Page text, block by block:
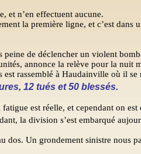
et n’en effectuent aucune.
la première ligne, et c’est
de déclencher un violent
annonce la relève pour la nuit
rassemblé à Haudainville où il se
12 tués et 50 blessés.
est réelle, et cependant on est
la division s’est embarqué
dos. Un grondement sinistre nous